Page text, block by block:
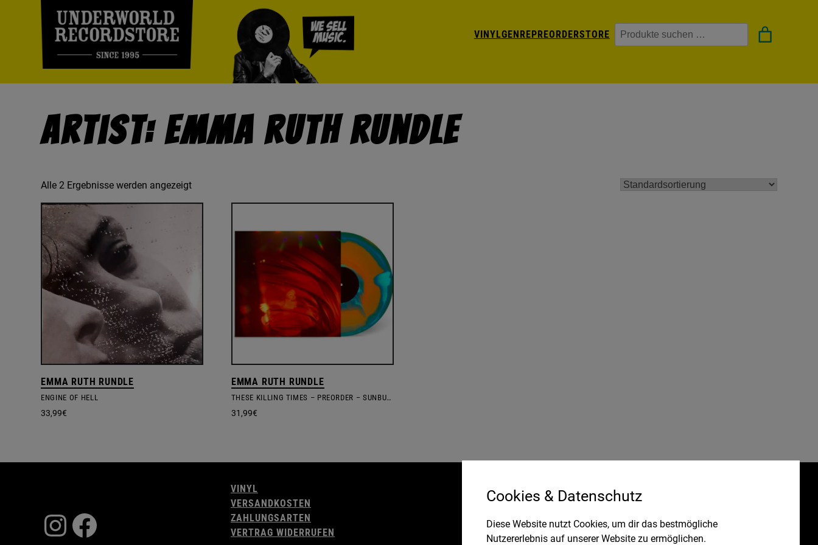
VINYLGENREPREORDERSTORE Suchen
Artist: Emma Ruth Rundle
Alle 2 Ergebnisse werden angezeigt
EMMA RUTH RUNDLE
ENGINE OF HELL
33,99€
EMMA RUTH RUNDLE
THESE KILLING TIMES – PREORDER – SUNBURST ORANGE W/ TURQOUISE
31,99€
Instagram
Facebook
VINYL
VERSANDKOSTEN
ZAHLUNGSARTEN
VERTRAG WIDERRUFEN
WIDERRUFSBELEHRUNG
IMPRESSUM
DATENSCHUTZ
Cookies & Datenschutz
Diese Website nutzt Cookies, um dir das bestmögliche
Nutzererlebnis auf unserer Website zu ermöglichen.